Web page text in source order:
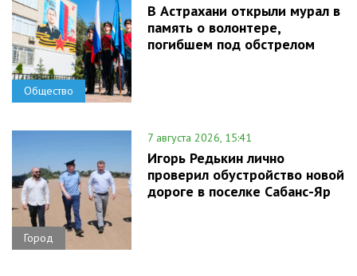
Общество
В Астрахани открыли мурал в
память о волонтере,
погибшем под обстрелом
Город
7 августа 2026, 15:41
Игорь Редькин лично
проверил обустройство новой
дороге в поселке Сабанс-Яр